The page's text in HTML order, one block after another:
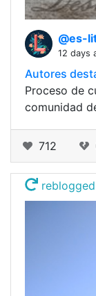
@es-
12 days
Autores
Proceso de
comunidad
712
reblogged